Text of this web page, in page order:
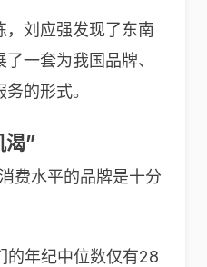
，刘应强发现了东南
一套为我国品牌、
的形式。
渴”
费水平的品牌是十分
的年纪中位数仅有28